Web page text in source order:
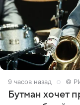
9 часов назад ©
Бутман хочет